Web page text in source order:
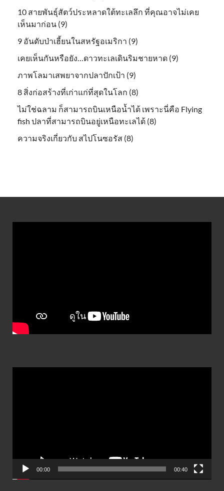
10 สายพันธุ์สัตว์ประหลาดใต้ทะเลลึก ที่คุณอาจไม่เคย
เห็นมาก่อน (9)
9 อันดับป่าเฮี้ยนในสหรัฐอเมริกา (9)
เคยเห็นกันหรือยัง…ดาวทะเลเดินริมชายหาด (9)
ภาพโลมาเสพยาจากปลาปักเป้า (9)
8 สิ่งก่อสร้างที่เก่าแก่ที่สุดในโลก (8)
ไม่ใช่ฉลาม ก็สามารถบินเหนือน้ำได้ เพราะนี่คือ Flying
fish ปลาที่สามารถบินอยู่เหนือทะเลได้ (8)
ความจริงเกี่ยวกับ สไปโนซอรัส (8)
00:00 00:40